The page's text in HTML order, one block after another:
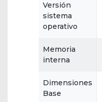
Versión
sistema
operativo
Memoria
interna
Dimensiones
Base